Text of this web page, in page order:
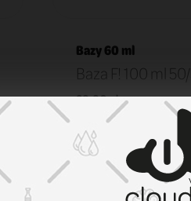
Bazy 60 ml
Baza F! 100 ml
29,90 zł